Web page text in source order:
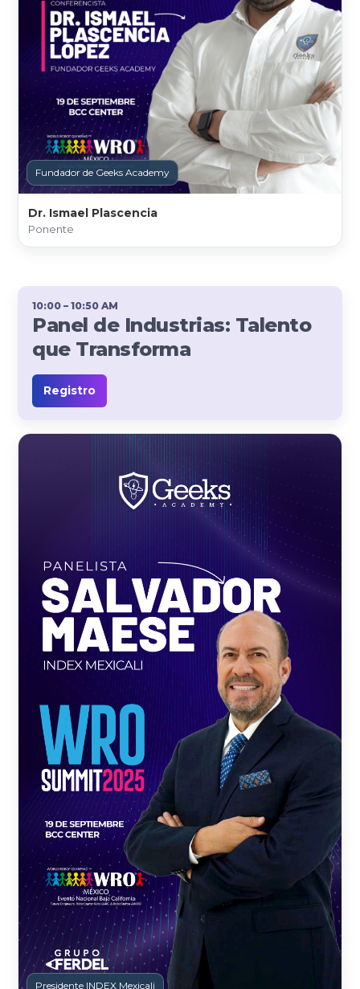
Fundador de Geeks Academy
Dr. Ismael Plascencia
Ponente
Presidente INDEX Mexicali
10:00 – 10:50 AM
Panel de Industrias: Talento
que Transforma
Registro